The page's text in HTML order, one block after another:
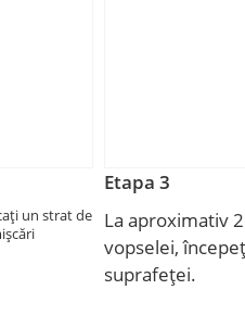
un strat de
Etapa 3
La aproximativ
vopselei,
suprafeței.